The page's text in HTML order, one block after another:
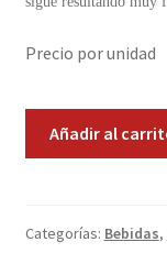
Política de
Promociones
Quienes somos
Tienda
Precio por unidad
cantidad
Añadir al
Categorías: Bebidas,